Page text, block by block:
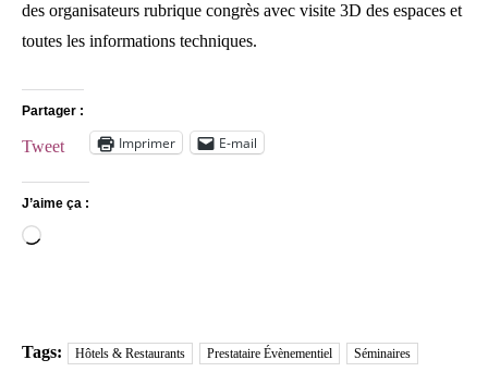
des organisateurs rubrique congrès avec visite 3D des espaces et
toutes les informations techniques.
Partager :
Tweet Imprimer E-mail
J’aime ça :
Chargement…
Tags: Hôtels & Restaurants Prestataire Évènementiel
Séminaires